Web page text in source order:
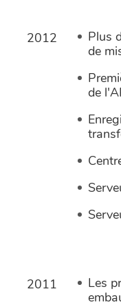
2012
Plus
de
de
2011
Les